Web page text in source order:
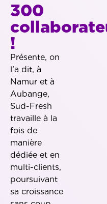
300
!
Présente, on
l’a dit, à
Namur et à
Aubange,
Sud-Fresh
travaille à la
fois de
manière
dédiée et en
multi-clients,
poursuivant
sa croissance